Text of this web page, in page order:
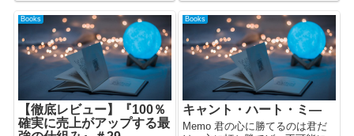
Books
【徹底レビュー】『100％
確実に売上がアップする最
Books
キャント・ハート・ミ―
Memo 君の心に勝てるのは君だ